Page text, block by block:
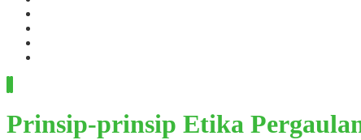
Prinsip-prinsip Etika